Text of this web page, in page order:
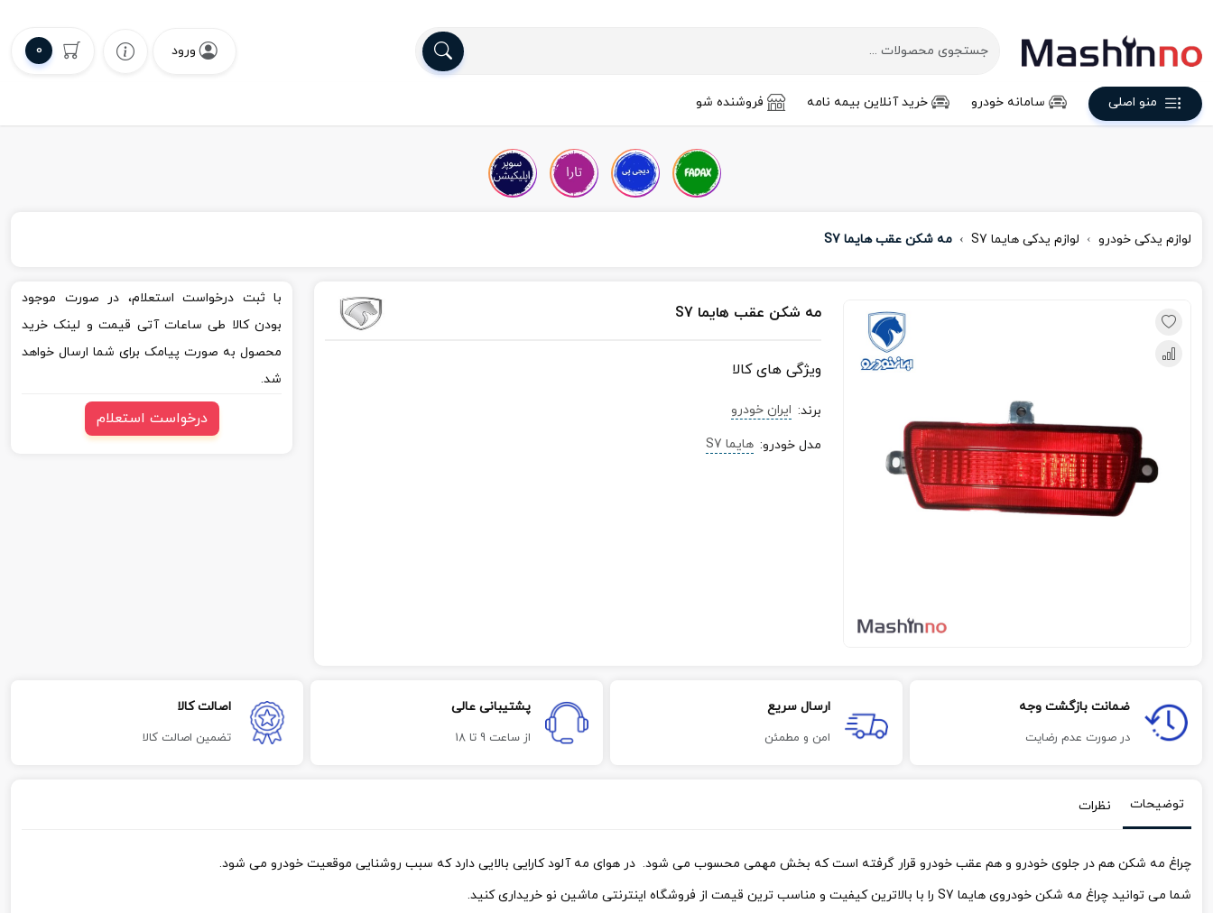
ورود 0
منو اصلی سامانه خودرو خرید آنلاین بیمه نامه فروشنده شو
لوازم یدکی خودرو لوازم یدکی هایما S7 مه شکن عقب هایما S7
مه شکن عقب هایما S7
ویژگی های کالا
برند: ایران خودرو
مدل خودرو: هایما S7
با ثبت درخواست استعلام، در صورت موجود
بودن کالا طی ساعات آتی قیمت و لینک خرید
محصول به صورت پیامک برای شما ارسال خواهد
شد.
درخواست استعلام
ضمانت بازگشت وجه
در صورت عدم رضایت
ارسال سریع
امن و مطمئن
پشتیبانی عالی
از ساعت 9 تا 18
اصالت کالا
تضمین اصالت کالا
توضیحات نظرات
چراغ مه شکن هم در جلوی خودرو و هم عقب خودرو قرار گرفته است که بخش مهمی محسوب می شود. در هوای مه آلود کارایی بالایی دارد که سبب روشنایی موقعیت خودرو می شود.
شما می توانید چراغ مه شکن خودروی هایما S7 را با بالاترین کیفیت و مناسب ترین قیمت از فروشگاه اینترنتی ماشین نو خریداری کنید.